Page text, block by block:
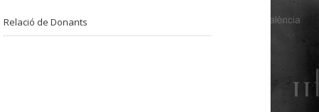
Relació de Donants